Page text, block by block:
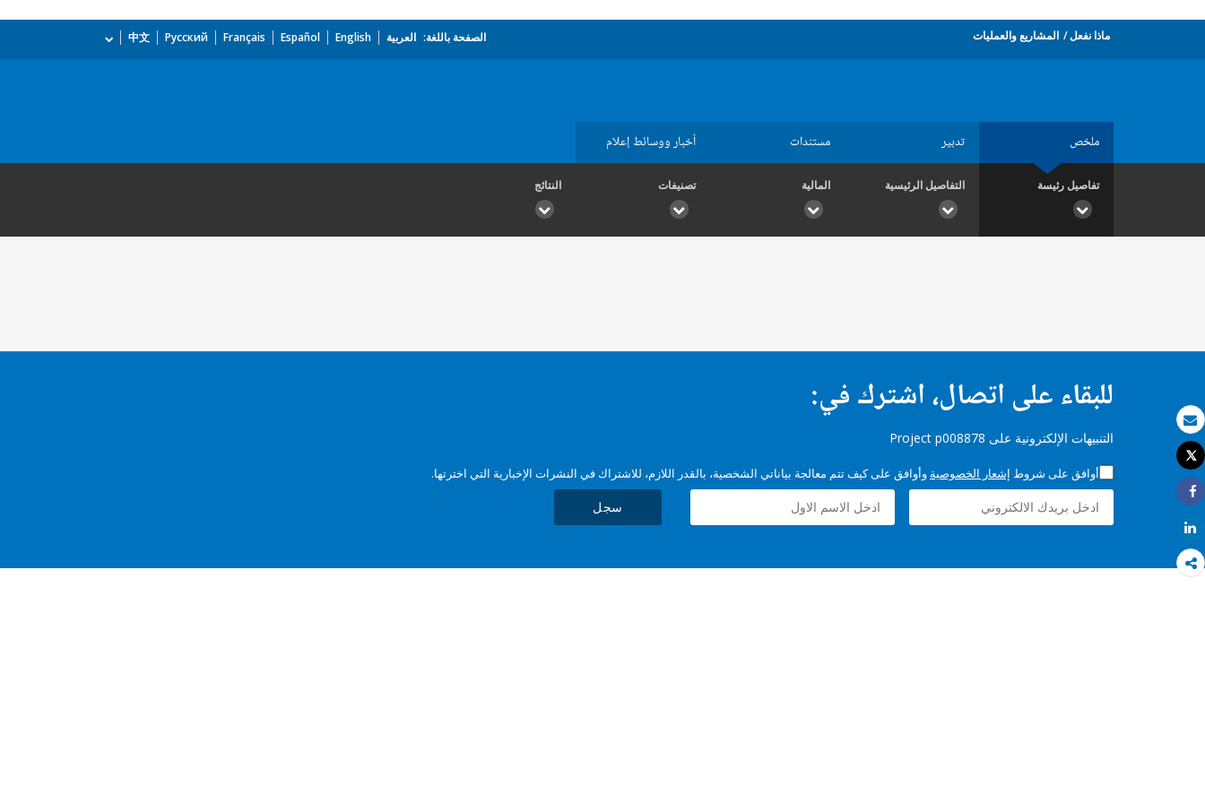
بريد الكتروني
طباعة
Tweet
Share
Share
ماذا نفعل المشاريع والعمليات الصفحة باللغة: العربية English
Español
Français
Русский
中文
ملخص تدبير مستندات أخبار ووسائط إعلام
تفاصيل رئيسة التفاصيل الرئيسية المالية تصنيفات النتائج
للبقاء على اتصال، اشترك في:
التنبيهات الإلكترونية على Project p008878
أوافق على شروط إشعار الخصوصية وأوافق على كيف تتم معالجة بياناتي الشخصية، بالقدر اللازم، للاشتراك في النشرات الإخبارية التي اخترتها.
سجل